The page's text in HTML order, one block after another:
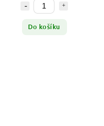
Do košíku